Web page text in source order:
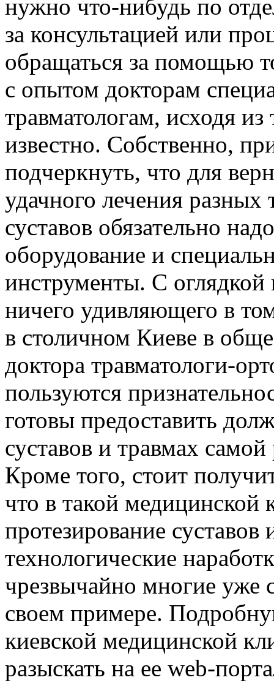
нужно что-нибудь по
за консультацией или
обращаться за помощью
с опытом докторам
травматологам, исходя
известно. Собственно,
подчеркнуть, что для
удачного лечения разных
суставов обязательно
оборудование и
инструменты. С оглядкой
ничего удивляющего в
в столичном Киеве в
доктора травматологи-
пользуются
готовы предоставить
суставов и травмах
Кроме того, стоит
что в такой
протезирование
технологические
чрезвычайно многие уже
своем примере.
киевской медицинской
разыскать на ее web-